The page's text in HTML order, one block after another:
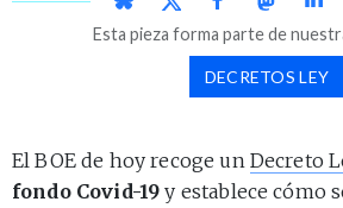
Esta pieza forma parte de
DECRETOS LEY
El BOE de hoy recoge un Decreto
fondo Covid-19 y establece cómo